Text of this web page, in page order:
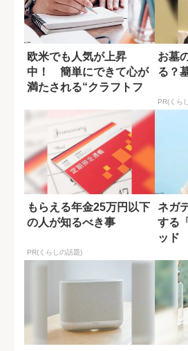
欧米でも人気が上昇
中！ 簡単にできて心が
満たされる“クラフトフ
お墓
る？
PR(くら
もらえる年金25万円以下
の人が知るべき事
PR(くらしの話題)
ネガ
する
ッド